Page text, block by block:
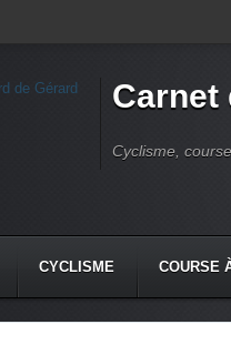
Carnet
Cyclisme,
CYCLISME COURSE